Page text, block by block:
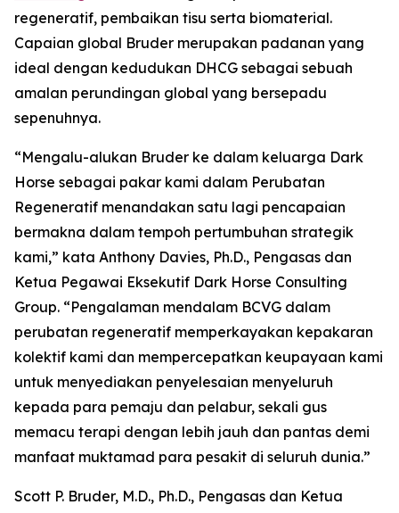
regeneratif, pembaikan tisu serta biomaterial.
Capaian global Bruder merupakan padanan yang
ideal dengan kedudukan DHCG sebagai sebuah
amalan perundingan global yang bersepadu
sepenuhnya.
“Mengalu-alukan Bruder ke dalam keluarga Dark
Horse sebagai pakar kami dalam Perubatan
Regeneratif menandakan satu lagi pencapaian
bermakna dalam tempoh pertumbuhan strategik
kami,” kata Anthony Davies, Ph.D., Pengasas dan
Ketua Pegawai Eksekutif Dark Horse Consulting
Group. “Pengalaman mendalam BCVG dalam
perubatan regeneratif memperkayakan kepakaran
kolektif kami dan mempercepatkan keupayaan kami
untuk menyediakan penyelesaian menyeluruh
kepada para pemaju dan pelabur, sekali gus
memacu terapi dengan lebih jauh dan pantas demi
manfaat muktamad para pesakit di seluruh dunia.”
Scott P. Bruder, M.D., Ph.D., Pengasas dan Ketua